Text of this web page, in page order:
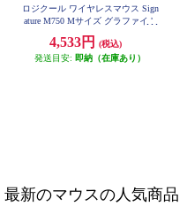
ロジクール ワイヤレスマウス Sign
ature M750 Mサイズ グラファイト
4,533円
(税込)
発送目安: 即納（在庫あり）
最新のマウスの人気商品